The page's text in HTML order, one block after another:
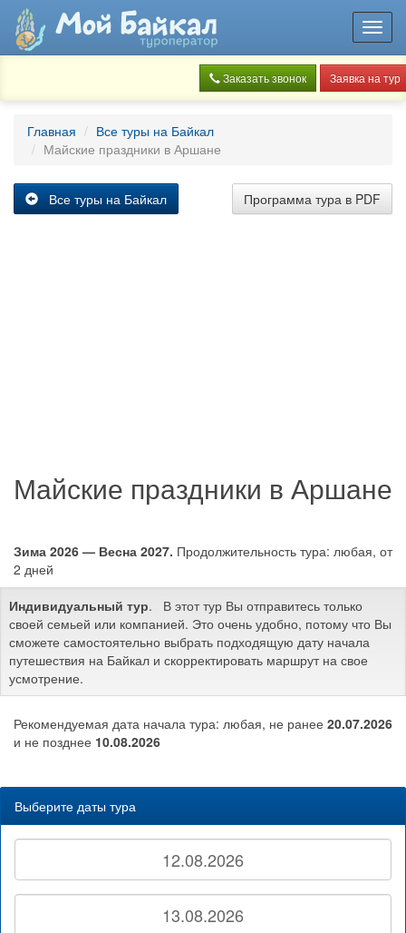
Заказать звонок Заявка на тур
Главная
Все туры на Байкал
Майские праздники в Аршане
Программа тура в PDF
Все туры на Байкал
Майские праздники в Аршане
Зима 2026 — Весна 2027. Продолжительность тура: любая, от
2 дней
Индивидуальный тур. В этот тур Вы отправитесь только
своей семьей или компанией. Это очень удобно, потому что Вы
сможете самостоятельно выбрать подходящую дату начала
путешествия на Байкал и скорректировать маршрут на свое
усмотрение.
Рекомендуемая дата начала тура: любая, не ранее 20.07.2026
и не позднее 10.08.2026
Выберите даты тура